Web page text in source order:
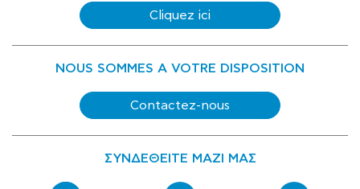
Cliquez ici
NOUS SOMMES A VOTRE DISPOSITION
Contactez-nous
ΣΥΝΔΕΘΕΙΤΕ ΜΑΖΙ ΜΑΣ